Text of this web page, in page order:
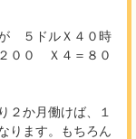
５ドルＸ４０時
００ Ｘ４＝８０
２か月働けば、１
ります。もちろん